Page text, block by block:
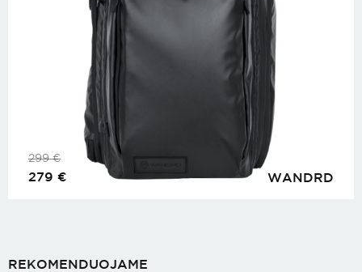
WANDRD
299€
279 €
REKOMENDUOJAME